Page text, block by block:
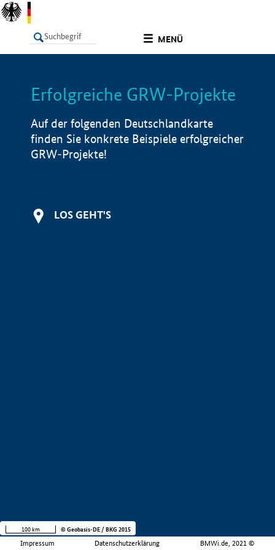
MENÜ
LISTE Info
Erfolgreiche GRW-Projekte
Auf der folgenden Deutschlandkarte
finden Sie konkrete Beispiele erfolgreicher
GRW-Projekte!
LOS GEHT'S
Impressum Datenschutzerklärung BMWi.de, 2021 ©
100 km © Geobasis-DE / BKG 2015